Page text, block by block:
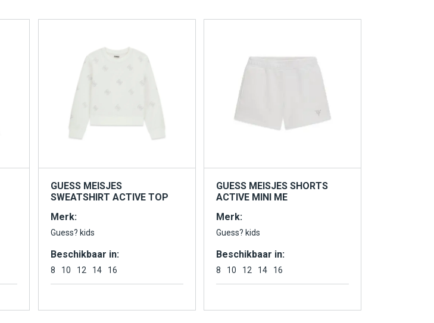
GUESS MEISJES
SWEATSHIRT ACTIVE TOP
Merk:
Guess? kids
Beschikbaar in:
8 10 12 14 16
GUESS MEISJES SHORTS
ACTIVE MINI ME
Merk:
Guess? kids
Beschikbaar in:
8 10 12 14 16